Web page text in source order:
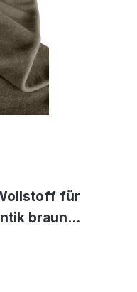
für
braun